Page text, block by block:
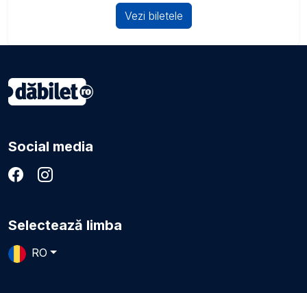
Vezi biletele
Social media
Selectează limba
RO